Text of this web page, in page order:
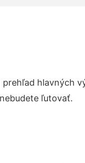
hlavných
ľutovať.